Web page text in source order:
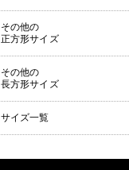
その他の
正方形サイズ
その他の
長方形サイズ
サイズ一覧